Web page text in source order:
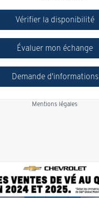
Vérifier la disponibilité
Évaluer mon échange
Demande d'informations
Mentions légales